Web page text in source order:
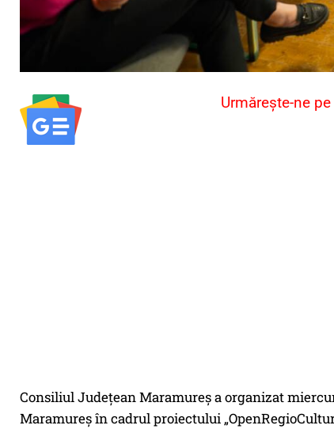
Urmărește-ne
Consiliul Județean Maramureș a organizat
Maramureș în cadrul proiectului